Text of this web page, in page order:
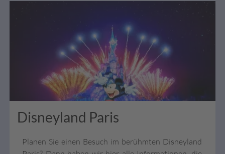
Disneyland Paris
Planen Sie einen Besuch im berühmten Disneyland